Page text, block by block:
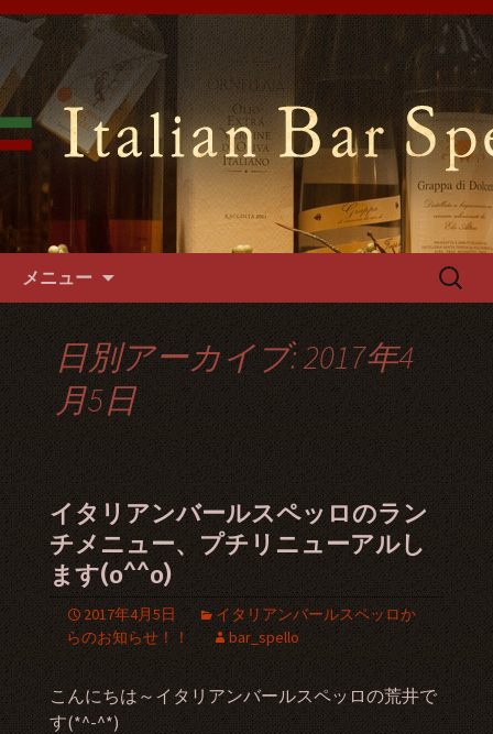
難波千日前のイタリアンバール
スペッロで貸切パーティーを
難波千日前の「イタリアンバールスペ
ッロ」はイタリアの郷土料理や手づく
るパスタやフォカッチャをご用意。1
階～3階席とございますので貸切パー
ティーでご利用可能です。
メニュー
検
日別アーカイブ: 2017年4
月5日
イタリアンバールスペッロのラン
チメニュー、プチリニューアルし
ます(o^^o)
2017年4月5日
イタリアンバールスペッロか
らのお知らせ！！
bar_spello
こんにちは～イタリアンバールスペッロの荒井で
す(*^-^*)